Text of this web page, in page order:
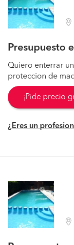
Presupuesto
Quiero enterrar
proteccion de
¡Pide precio
¿Eres un